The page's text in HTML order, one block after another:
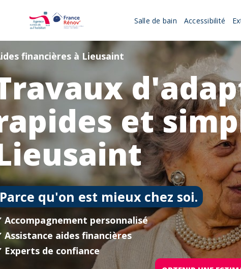
Salle de bain Accessibilité
financières à Lieusaint
et
Parce qu'on est mieux chez soi.
Accompagnement personnalisé
Assistance aides financières
Experts de confiance